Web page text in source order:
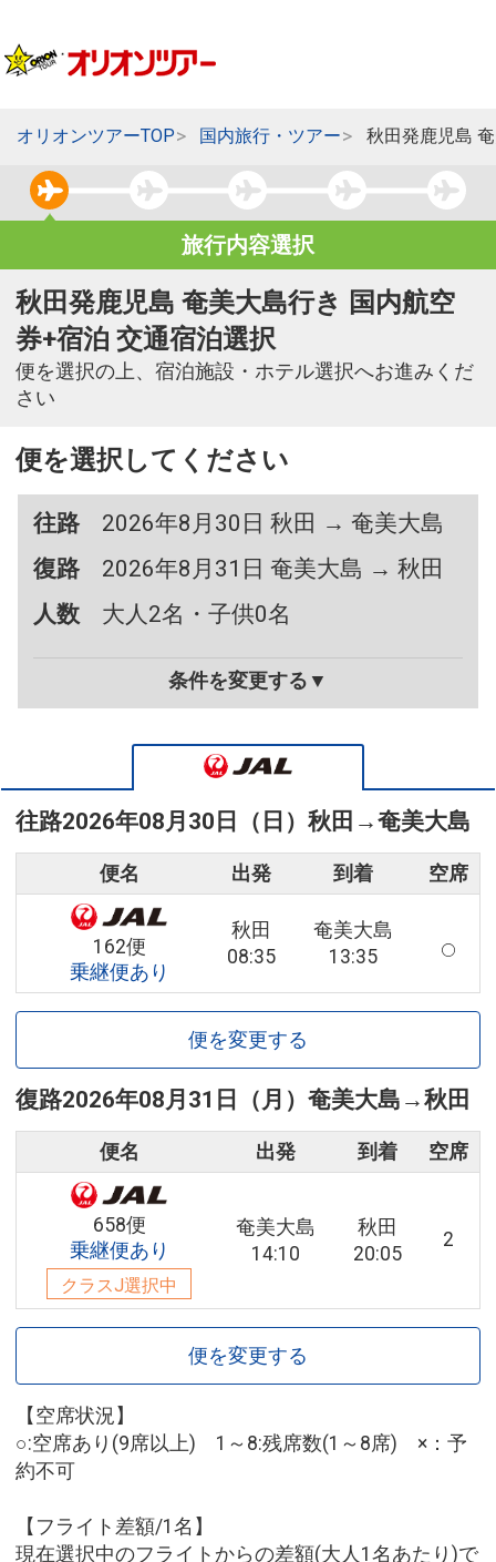
オリオンツアーTOP 国内旅行・ツアー 秋田発鹿児島
旅行内容選択
秋田発鹿児島 奄美大島行き 国内航空
券+宿泊 交通宿泊選択
便を選択の上、宿泊施設・ホテル選択へお進みくだ
さい
便を選択してください
往路
2026年8月30日 秋田 → 奄美大島
復路
2026年8月31日 奄美大島 → 秋田
人数
大人2名・子供0名
条件を変更する▼
往路2026年08月30日（日） 秋田 →奄美大島
便名 出発 到着 空席
162便
乗継便あり
秋田
08:35
奄美大島
13:35
便を変更する
復路2026年08月31日（月） 奄美大島 →秋田
便名 出発 到着 空席
658便
乗継便あり
クラスJ選択中
奄美大島
14:10
秋田
20:05
2
便を変更する
【空席状況】
○:空席あり(9席以上) 1～8:残席数(1～8席) ×：予
約不可
【フライト差額/1名】
現在選択中のフライトからの差額(大人1名あたり)で